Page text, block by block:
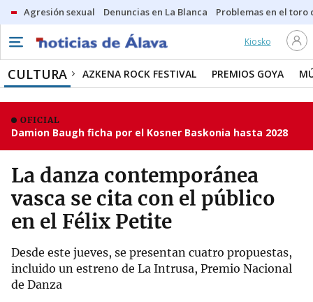
Agresión sexual Denuncias en La Blanca Problemas en el toro
Kiosko
CULTURA AZKENA ROCK FESTIVAL PREMIOS GOYA
OFICIAL
Damion Baugh ficha por el Kosner Baskonia hasta 2028
La danza contemporánea
vasca se cita con el público
en el Félix Petite
Desde este jueves, se presentan cuatro propuestas,
incluido un estreno de La Intrusa, Premio Nacional
de Danza